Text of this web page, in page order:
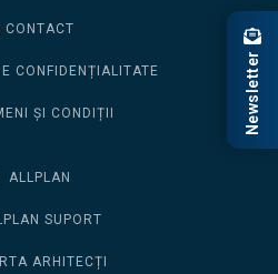
CONTACT
CONFIDENȚIALITATE
ȘI CONDIȚII
ALLPLAN
SUPORT
ARHITECȚI
Newsletter